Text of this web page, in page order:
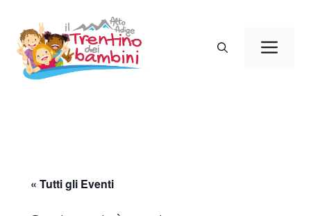
contenuto
« Tutti gli Eventi